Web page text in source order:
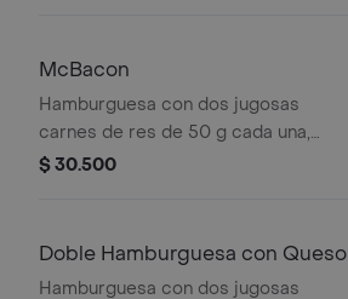
McBacon
Hamburguesa con dos jugosas
carnes de res de 50 g cada una,
tocineta ahumada, cebolla, queso
$ 30.500
Doble Hamburguesa con Queso
Hamburguesa con dos jugosas